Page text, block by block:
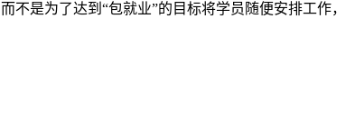
是为了达到“包就业”的目标将学员随便安排工作，